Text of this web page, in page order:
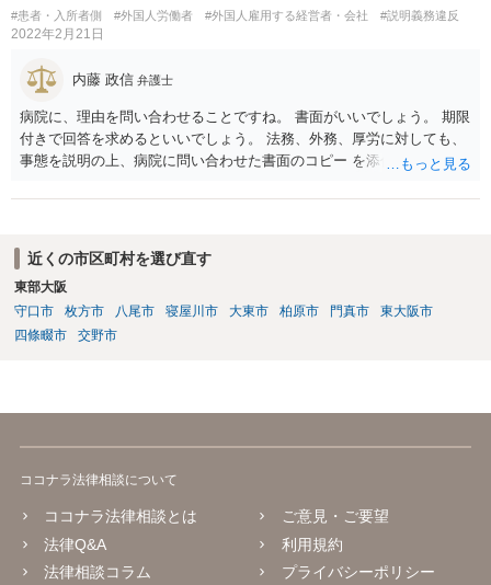
#患者・入所者側 #外国人労働者 #外国人雇用する経営者・会社 #説明義務違反
2022年2月21日
内藤 政信 弁護士
病院に、理由を問い合わせることですね。 書面がいいでしょう。 期限
付きで回答を求めるといいでしょう。 法務、外務、厚労に対しても、
事態を説明の上、病院に問い合わせた書面のコピー を添付して送付
近くの市区町村を選び直す
東部大阪
守口市
枚方市 八尾市 寝屋川市 大東市 柏原市 門真市
東大阪市
四條畷市
交野市
ココナラ法律相談について
ココナラ法律相談とは
法律Q&A
法律相談コラム
ご意見・ご要望
利用規約
プライバシーポリシー